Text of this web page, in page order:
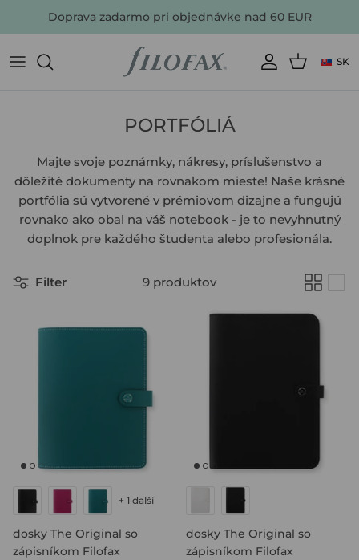
Doprava zadarmo pri objednávke nad 60 EUR
SK
NAJOBĽÚBENEJŠIE
NAJPREDÁVANEJŠÍ
KÚPIŤ KOŽENÝ DIÁR
AKTUÁLNE PONUKY
POZRITE SA NA ZĽAVNENÉ PRODUKTY
ZOBRAZIŤ VŠETKO
KÚPIŤ DIÁR
ZOBRAZIŤ VŠETKO
KÚPIŤ PLÁNOVAČ
PLÁNOVAČE
ZOBRAZIŤ VŠETKO
KÚPIŤ ZÁPISNÍK
ZOBRAZIŤ VŠETKO
KÚPIŤ THE ORIGINAL PORTFOLIO
Aký typ náplne hľadáte?
KÚPIŤ NÁPLŇ DO DIÁRE & CLIPBOOKU
VŠETKO PŘÍSLUŠENSTVO
KÚPIŤ PRÍSLUŠENSTVO A DOPLNKY
PORTFÓLIÁ
Majte svoje poznámky, nákresy, príslušenstvo a
dôležité dokumenty na rovnakom mieste! Naše krásné
portfólia sú vytvorené v prémiovom dizajne a fungujú
rovnako ako obal na váš notebook - je to nevyhnutný
doplnok pre každého študenta alebo profesionála.
Filter 9 produktov
dosky The Original so
zápisníkom Filofax
+ 1 ďalší
dosky The Original so
zápisníkom Filofax